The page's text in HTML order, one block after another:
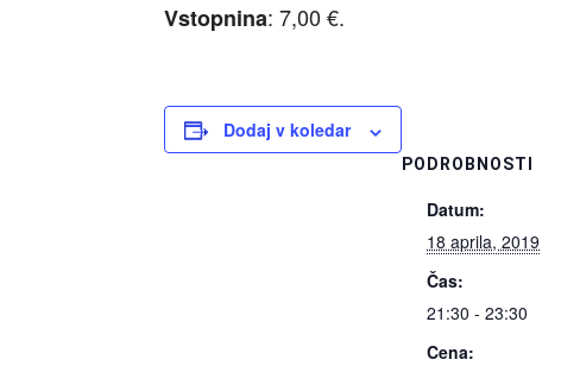
Vstopnina: 7,00 €.
Dodaj v koledar
PODROBNOSTI
Datum:
18 aprila, 2019
Čas:
21:30 - 23:30
Cena: